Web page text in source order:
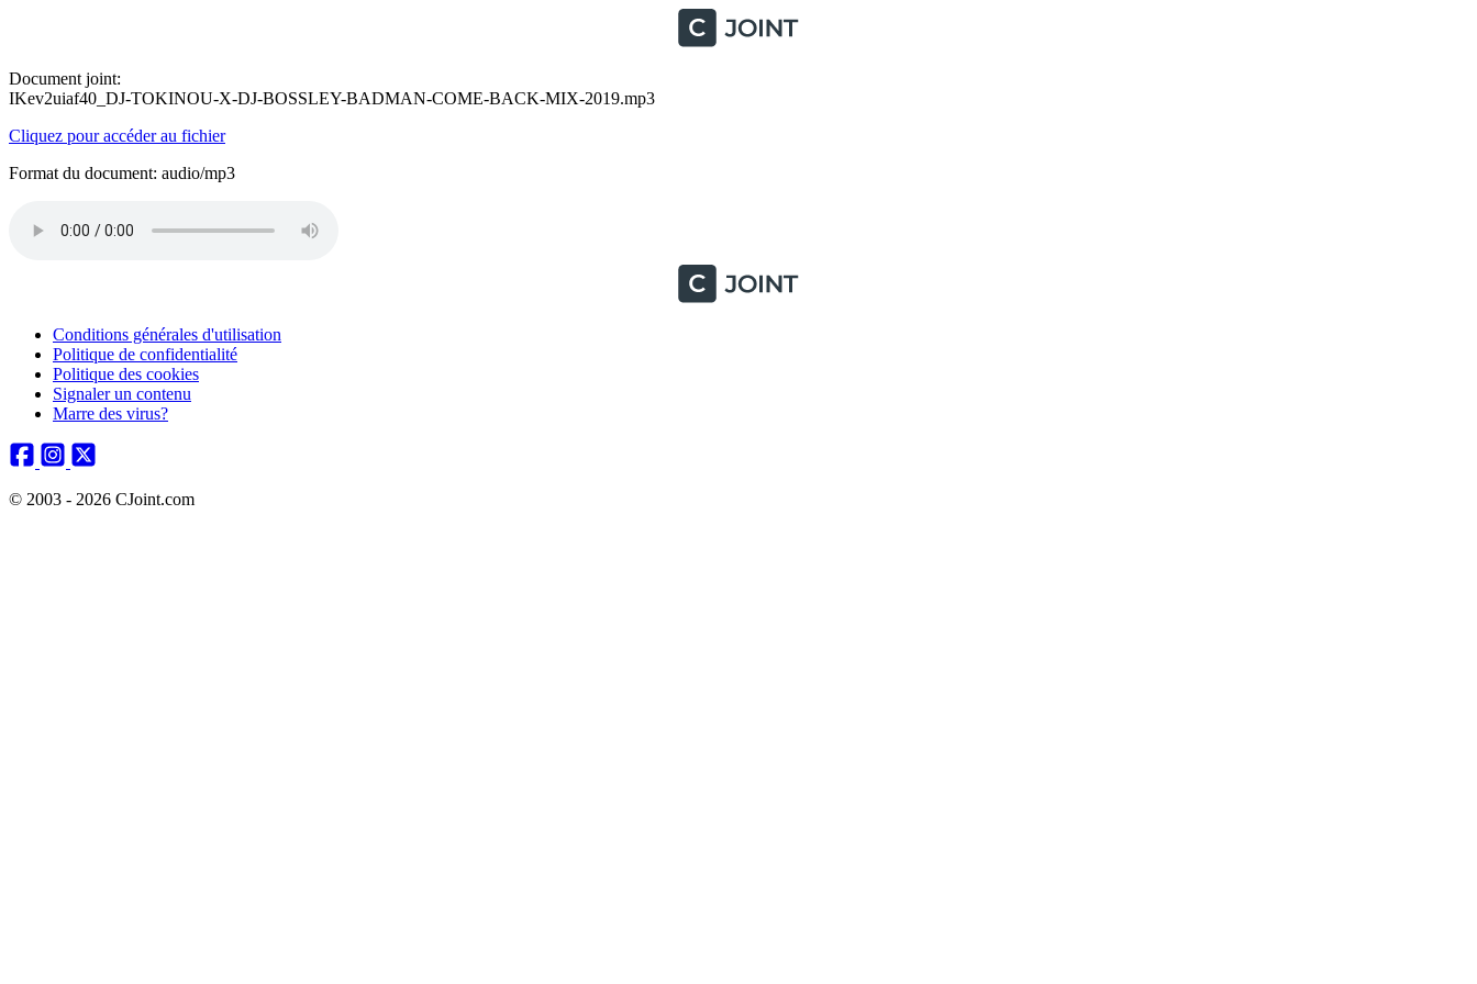
Document joint:
IKev2uiaf40_DJ-TOKINOU-X-DJ-BOSSLEY-BADMAN-COME-BACK-MIX-2019.mp3
Cliquez pour accéder au fichier
Format du document: audio/mp3
Conditions générales d'utilisation
Politique de confidentialité
Politique des cookies
Signaler un contenu
Marre des virus?
© 2003 - 2026 CJoint.com